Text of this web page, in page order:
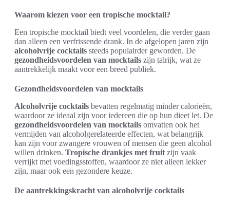
Waarom kiezen voor een tropische mocktail?
Een tropische mocktail biedt veel voordelen, die verder gaan
dan alleen een verfrissende drank. In de afgelopen jaren zijn
alcoholvrije cocktails steeds populairder geworden. De
gezondheidsvoordelen van mocktails zijn talrijk, wat ze
aantrekkelijk maakt voor een breed publiek.
Gezondheidsvoordelen van mocktails
Alcoholvrije cocktails bevatten regelmatig minder calorieën,
waardoor ze ideaal zijn voor iedereen die op hun dieet let. De
gezondheidsvoordelen van mocktails omvatten ook het
vermijden van alcoholgerelateerde effecten, wat belangrijk
kan zijn voor zwangere vrouwen of mensen die geen alcohol
willen drinken. Tropische drankjes met fruit zijn vaak
verrijkt met voedingsstoffen, waardoor ze niet alleen lekker
zijn, maar ook een gezondere keuze.
De aantrekkingskracht van alcoholvrije cocktails